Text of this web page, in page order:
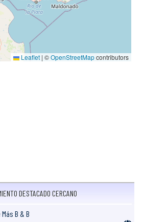
Leaflet | ©OpenStreetMapcontributors
DESTACADO CERCANO
B & B